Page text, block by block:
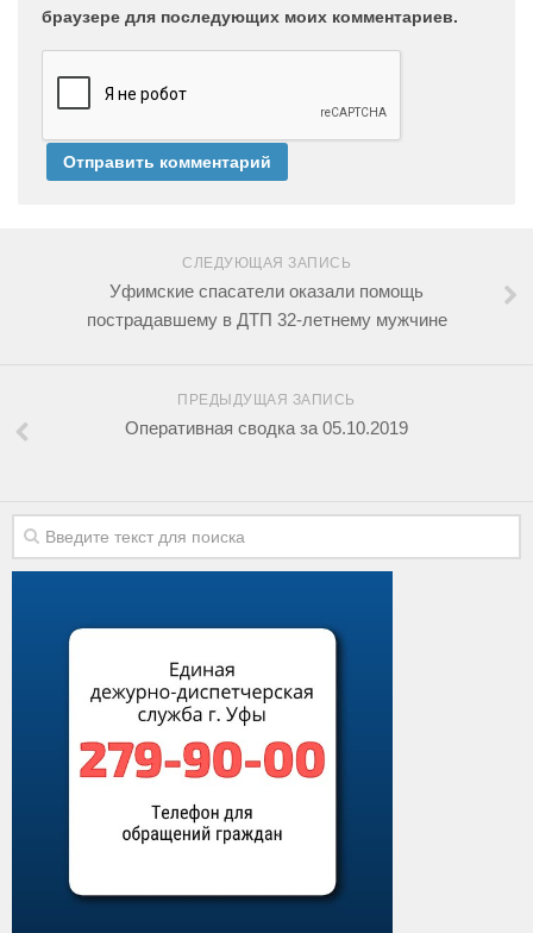
браузере для последующих моих комментариев.
СЛЕДУЮЩАЯ ЗАПИСЬ
Уфимские спасатели оказали помощь
пострадавшему в ДТП 32-летнему мужчине
ПРЕДЫДУЩАЯ ЗАПИСЬ
Оперативная сводка за 05.10.2019